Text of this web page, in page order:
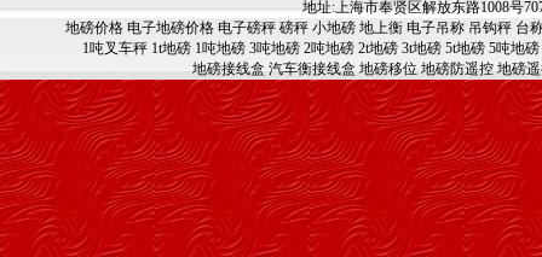
地址:上海市奉贤区解放东路1008号
地磅价格 电子地磅价格 电子磅秤 磅秤 小地磅 地上衡 电子吊称 吊钩秤 台
1吨叉车秤 1t地磅 1吨地磅 3吨地磅 2吨地磅 2t地磅 3t地磅 5t地磅 5吨地磅
地磅接线盒 汽车衡接线盒 地磅移位 地磅防遥控 地磅